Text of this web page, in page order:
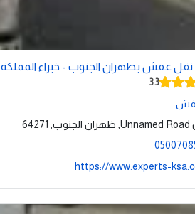
عفش بظهران الجنوب - خبراء المملكة
3.3
Unnamed Road, ظهران الجنوب, 64271
https://www.experts-